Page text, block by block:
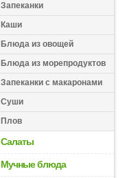
Запеканки
Каши
Блюда из овощей
Блюда из морепродуктов
Запеканки с макаронами
Суши
Плов
Салаты
Мучные блюда